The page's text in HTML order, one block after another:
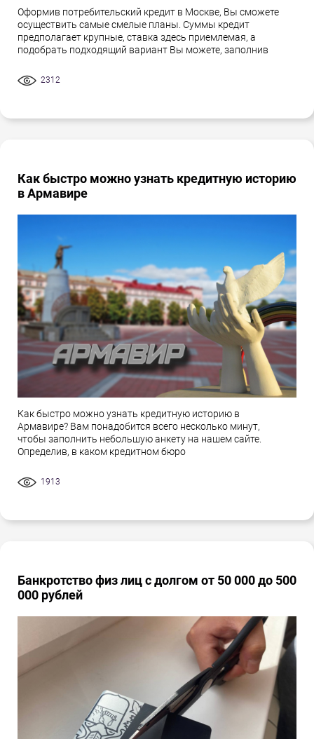
Оформив потребительский кредит в Москве, Вы сможете
осуществить самые смелые планы. Суммы кредит
предполагает крупные, ставка здесь приемлемая, а
подобрать подходящий вариант Вы можете, заполнив
2312
Как быстро можно узнать кредитную историю
в Армавире
Как быстро можно узнать кредитную историю в
Армавире? Вам понадобится всего несколько минут,
чтобы заполнить небольшую анкету на нашем сайте.
Определив, в каком кредитном бюро
1913
Банкротство физ лиц с долгом от 50 000 до 500
000 рублей